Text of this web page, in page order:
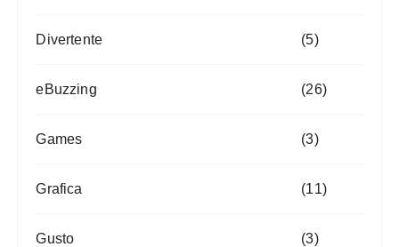
Divertente (5)
eBuzzing (26)
Games (3)
Grafica (11)
Gusto (3)